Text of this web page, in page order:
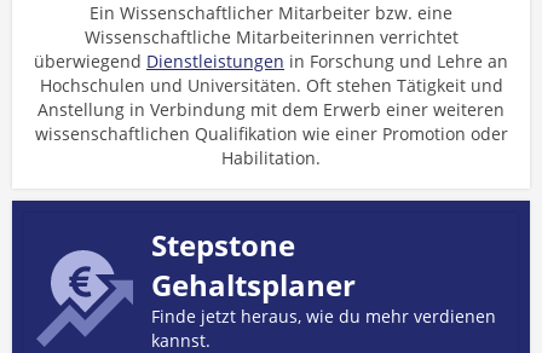
Ein Wissenschaftlicher Mitarbeiter bzw. eine
Wissenschaftliche Mitarbeiterinnen verrichtet
überwiegend Dienstleistungen in Forschung und Lehre an
Hochschulen und Universitäten. Oft stehen Tätigkeit und
Anstellung in Verbindung mit dem Erwerb einer weiteren
wissenschaftlichen Qualifikation wie einer Promotion oder
Habilitation.
Stepstone
Gehaltsplaner
Finde jetzt heraus, wie du mehr verdienen
kannst.